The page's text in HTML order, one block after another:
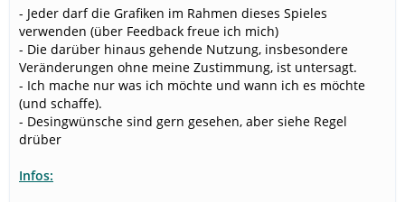
- Jeder darf die Grafiken im Rahmen dieses Spieles
verwenden (über Feedback freue ich mich)
- Die darüber hinaus gehende Nutzung, insbesondere
Veränderungen ohne meine Zustimmung, ist untersagt.
- Ich mache nur was ich möchte und wann ich es möchte
(und schaffe).
- Desingwünsche sind gern gesehen, aber siehe Regel
drüber
Infos: